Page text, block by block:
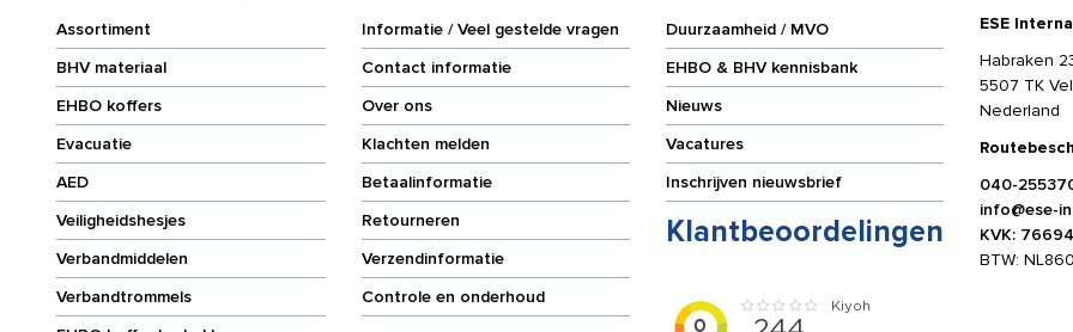
Assortiment
BHV materiaal
EHBO koffers
Evacuatie
AED
Veiligheidshesjes
Verbandmiddelen
Verbandtrommels
Informatie / Veel gestelde vragen
Contact informatie
Over ons
Klachten melden
Betaalinformatie
Retourneren
Verzendinformatie
Controle en onderhoud
Duurzaamheid / MVO
EHBO & BHV kennisbank
Nieuws
Vacatures
Inschrijven nieuwsbrief
Klantbeoordelingen
ESE
Habraken
5507 TK
Nederland
040-
info@ese-
KVK:
BTW: